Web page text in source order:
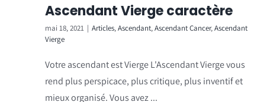
Ascendant Vierge caractère
mai 18, 2021 | Articles,Ascendant,Ascendant Cancer,Ascendant
Vierge
Votre ascendant est Vierge L'Ascendant Vierge vous
rend plus perspicace, plus critique, plus inventif et
mieux organisé. Vous avez ...